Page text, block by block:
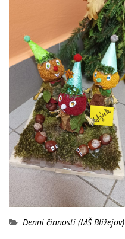
Denní činnosti (MŠ Blížejov)